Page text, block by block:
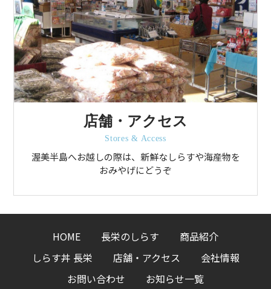
店舗・アクセス
Stores & Access
渥美半島へお越しの際は、新鮮なしらすや海産物を
おみやげにどうぞ
HOME 長栄のしらす
商品紹介
しらす丼 長栄
店舗・アクセス
会社情報
お問い合わせ
お知らせ一覧